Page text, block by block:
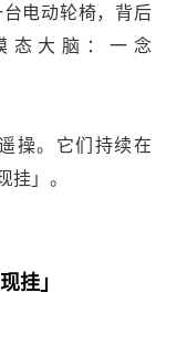
电动轮椅，背后
态大脑：一念
操。它们持续在
」。
挂」